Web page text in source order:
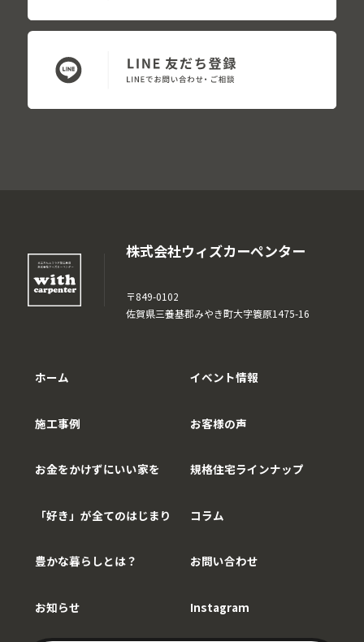
株式会社ウィズカーペンター
〒849-0102
佐賀県三養基郡みやき町大字簑原1475-16
ホーム
施工事例
お金をかけずにいい家を
「好き」が全てのはじまり
豊かな暮らしとは？
お知らせ
イベント情報
お客様の声
規格住宅ラインナップ
コラム
お問い合わせ
Instagram